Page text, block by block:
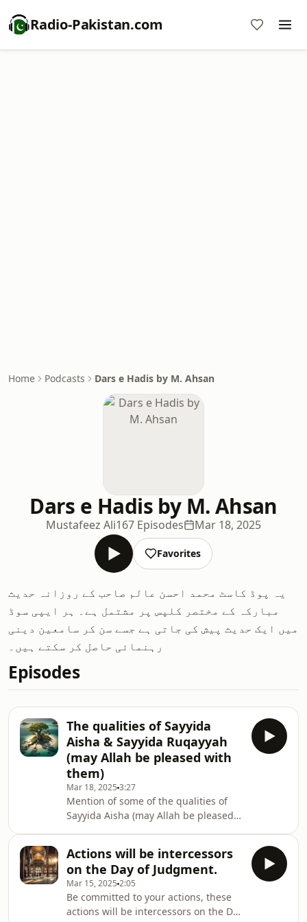
Radio-Pakistan.com
Home Podcasts Dars e Hadis by M. Ahsan
Dars e Hadis by M. Ahsan
Mustafeez Ali167 Episodes Mar 18, 2025
Favorites
یہ پوڈ کاسٹ محمد احسن عالم صاحب کے روزانہ حدیث
مبارکہ کے مختصر کلپس پر مشتمل ہے۔ ہر ایپی سوڈ
میں ایک حدیث پیش کی جاتی ہے جسے سن کر سامعین دینی
رہنمائی حاصل کر سکتے ہیں۔
Episodes
The qualities of Sayyida
Aisha & Sayyida Ruqayyah
(may Allah be pleased with
them)
Mar 18, 2025 3:27
Mention of some of the qualities of
Sayyida Aisha (may Allah be pleased
Prophet (peace and blessings of Allah
be upon him).*🌴درسِ حدیث🌴
*&nbsp;عَنْ عائشَةَ رَضِیَ اللّٰهُ عنها قالَتْقَالَ
رَسُولُ اللَّهِ صَلَّى اللَّهُ عَلَيْهِ
وَسَلَّمَ&nbsp;&nbsp;يَا عَائِشَ ،هَذَا
Actions will be intercessors
on the Day of Judgment.
Mar 15, 2025 2:05
Be committed to your actions, these
actions will be intercessors on the Day